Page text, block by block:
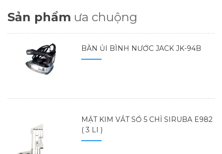
Sản phẩm ưa chuộng
BÀN ỦI BÌNH NƯỚC JACK JK-94B
MẶT KIM VẮT SỔ 5 CHỈ SIRUBA E982
( 3 LI )